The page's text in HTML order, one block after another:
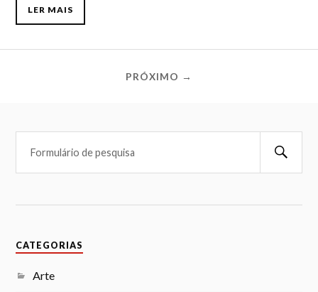
LER MAIS
PRÓXIMO →
CATEGORIAS
Arte